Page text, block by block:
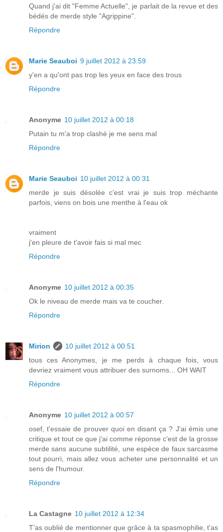
Quand j'ai dit "Femme Actuelle", je parlait de la revue et des
bédés de merde style "Agrippine".
Répondre
Marie Seauboi 9 juillet 2012 à 23:59
y'en a qu'ont pas trop les yeux en face des trous
Répondre
Anonyme 10 juillet 2012 à 00:18
Putain tu m'a trop clashé je me sens mal
Répondre
Marie Seauboi 10 juillet 2012 à 00:31
merde je suis désolée c'est vrai je suis trop méchante
parfois, viens on bois une menthe à l'eau ok
vraiment
j'en pleure de t'avoir fais si mal mec
Répondre
Anonyme 10 juillet 2012 à 00:35
Ok le niveau de merde mais va te coucher.
Répondre
Mirion
10 juillet 2012 à 00:51
tous ces Anonymes, je me perds à chaque fois, vous
devriez vraiment vous attribuer des surnoms... OH WAIT
Répondre
Anonyme 10 juillet 2012 à 00:57
osef, t'essaie de prouver quoi en disant ça ? J'ai émis une
critique et tout ce que j'ai comme réponse c'est de la grosse
merde sans aucune subtilité, une espèce de faux sarcasme
tout pourri, mais allez vous acheter une personnalité et un
sens de l'humour.
Répondre
La Castagne 10 juillet 2012 à 12:34
T'as oublié de mentionner que grâce à ta spasmophilie, t'as